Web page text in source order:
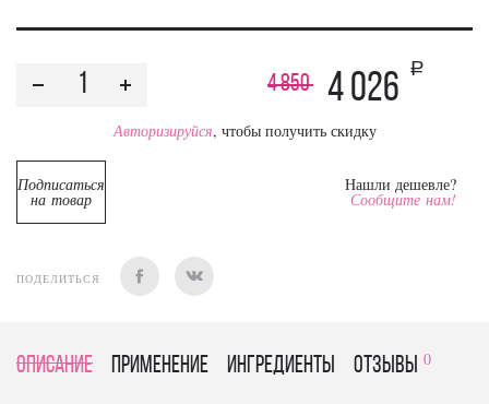
4 850 4 026
a
Авторизируйся, чтобы получить скидку
Подписаться
на товар
Нашли дешевле?
Сообщите нам!
ПОДЕЛИТЬСЯ
Описание Применение Ингредиенты отзывы 0